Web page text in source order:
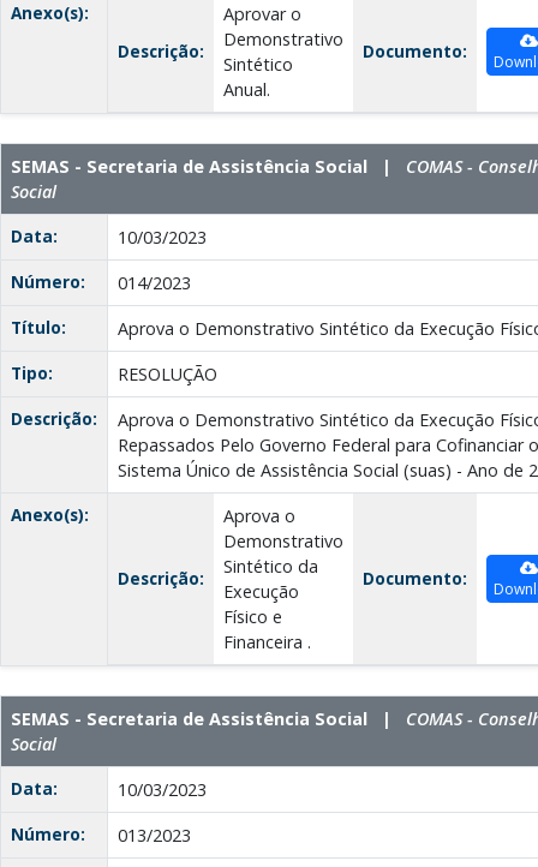
Anexo(s):
Descrição:
Aprovar o
Demonstrativo
Sintético
Anual.
Documento:
SEMAS - Secretaria de Assistência Social | COMAS -
Social
Data:
10/03/2023
Número:
014/2023
Título:
Aprova o Demonstrativo Sintético da Execução
Tipo:
RESOLUÇÃO
Descrição:
Aprova o Demonstrativo Sintético da Execução
Repassados Pelo Governo Federal para Cofinanciar
Sistema Único de Assistência Social (suas) - Ano de
Anexo(s):
Descrição:
Aprova o
Demonstrativo
Sintético da
Execução
Físico e
Financeira .
Documento:
SEMAS - Secretaria de Assistência Social | COMAS -
Social
Data:
10/03/2023
Número:
013/2023